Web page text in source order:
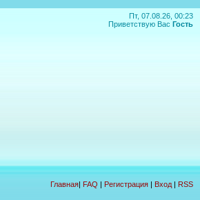
Пт, 07.08.26, 00:23
Приветствую Вас Гость
Главная| FAQ | Регистрация | Вход | RSS